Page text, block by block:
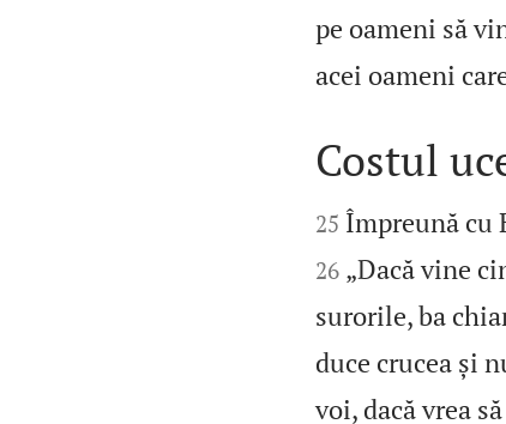
pe oameni să
acei oameni

Costul

25 Împreună cu
26 „Dacă vine
surorile, ba
duce crucea și
voi, dacă vrea